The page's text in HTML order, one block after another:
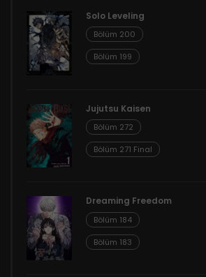
Solo Leveling
Bölüm 200
Bölüm 199
Jujutsu Kaisen
Bölüm 272
Bölüm 271 Final
Dreaming Freedom
Bölüm 184
Bölüm 183